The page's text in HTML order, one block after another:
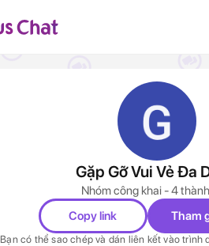
Gặp Gỡ Vui Vẻ Đa
Nhóm công khai - 4
Copy link
Tham
Bạn có thể sao chép và dán liên kết vào trình